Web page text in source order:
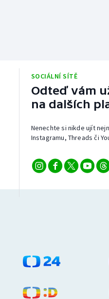
SOCIÁLNÍ SÍTĚ
Odteď vám
na dalších
Nenechte si nikde ujít
Instagramu, Threads či